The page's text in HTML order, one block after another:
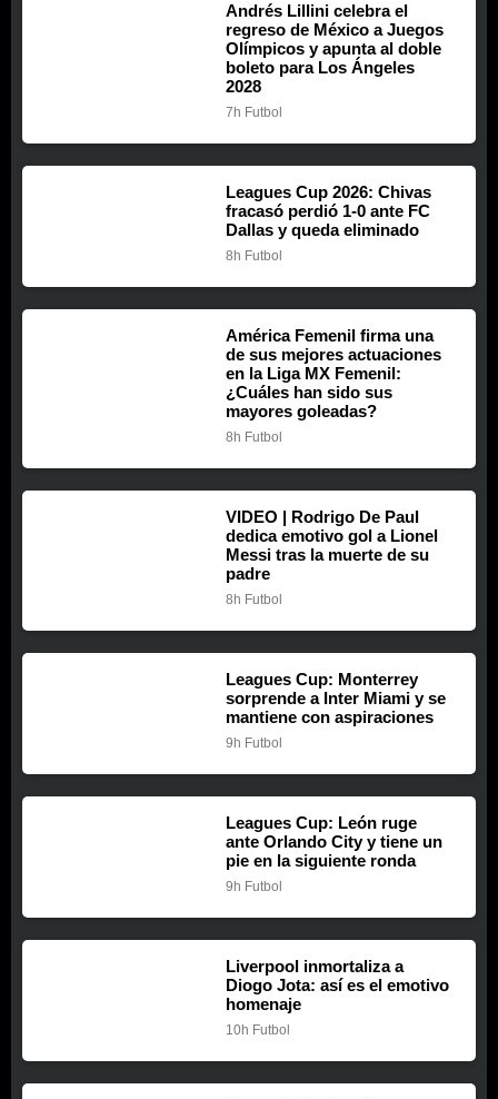
Andrés Lillini celebra el
regreso de México a Juegos
Olímpicos y apunta al doble
boleto para Los Ángeles
2028
7h Futbol
Leagues Cup 2026: Chivas
fracasó perdió 1-0 ante FC
Dallas y queda eliminado
8h Futbol
América Femenil firma una
de sus mejores actuaciones
en la Liga MX Femenil:
¿Cuáles han sido sus
mayores goleadas?
8h Futbol
VIDEO | Rodrigo De Paul
dedica emotivo gol a Lionel
Messi tras la muerte de su
padre
8h Futbol
Leagues Cup: Monterrey
sorprende a Inter Miami y se
mantiene con aspiraciones
9h Futbol
Leagues Cup: León ruge
ante Orlando City y tiene un
pie en la siguiente ronda
9h Futbol
Liverpool inmortaliza a
Diogo Jota: así es el emotivo
homenaje
10h Futbol